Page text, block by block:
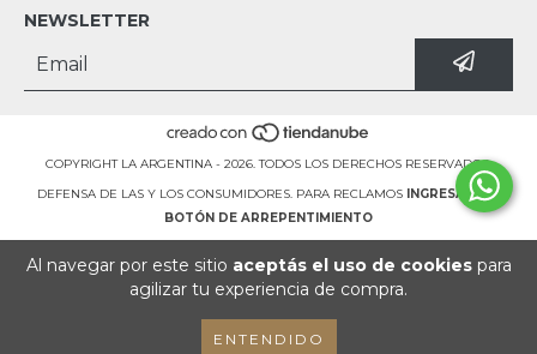
Al navegar por este sitio aceptás el uso de cookiespara
agilizar tu experiencia de compra.
ENTENDIDO
NEWSLETTER
COPYRIGHT LA ARGENTINA - 2026. TODOS LOS DERECHOS RESERVADOS.
DEFENSA DE LAS Y LOS CONSUMIDORES. PARA RECLAMOS
INGRESÁ ACÁ.
BOTÓN DE ARREPENTIMIENTO